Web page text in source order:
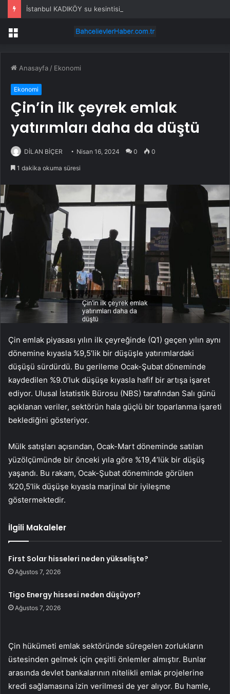
Menü
Anasayfa / Ekonomi
Ekonomi
Çin’in ilk çeyrek emlak
yatırımları daha da düştü
DİLAN BİÇER Nisan 16, 2024 0 0
1 dakika okuma süresi
Çin emlak piyasası yılın ilk çeyreğinde (Q1) geçen yılın aynı
dönemine kıyasla %9,5’lik bir düşüşle yatırımlardaki
düşüşü sürdürdü. Bu gerileme Ocak-Şubat döneminde
kaydedilen %9.0’luk düşüşe kıyasla hafif bir artışa işaret
ediyor. Ulusal İstatistik Bürosu (NBS) tarafından Salı günü
açıklanan veriler, sektörün hala güçlü bir toparlanma işareti
beklediğini gösteriyor.
Mülk satışları açısından, Ocak-Mart döneminde satılan
yüzölçümünde bir önceki yıla göre %19,4’lük bir düşüş
yaşandı. Bu rakam, Ocak-Şubat döneminde görülen
%20,5’lik düşüşe kıyasla marjinal bir iyileşme
göstermektedir.
İlgili Makaleler
First Solar hisseleri neden yükselişte?
Ağustos 7, 2026
Tigo Energy hissesi neden düşüyor?
Ağustos 7, 2026
Çin hükümeti emlak sektöründe süregelen zorlukların
üstesinden gelmek için çeşitli önlemler almıştır. Bunlar
arasında devlet bankalarının nitelikli emlak projelerine
kredi sağlamasına izin verilmesi de yer alıyor. Bu hamle,